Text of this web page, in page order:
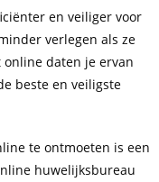
en veiliger voor
verlegen als ze
daten je ervan
beste en veiligste
te ontmoeten is een
huwelijksbureau